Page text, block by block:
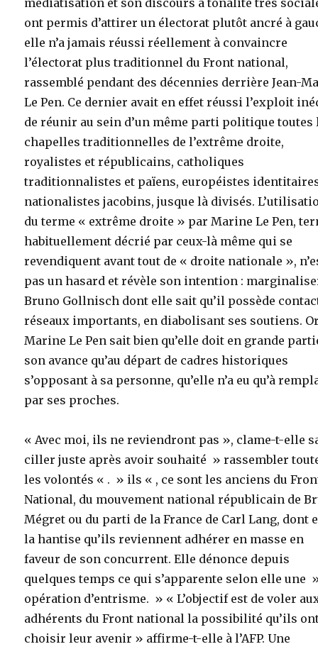
médiatisation et son discours à tonalité très
ont permis d’attirer un électorat plutôt ancré à
elle n’a jamais réussi réellement à convaincre
l’électorat plus traditionnel du Front national,
rassemblé pendant des décennies derrière Jean-
Le Pen. Ce dernier avait en effet réussi l’exploit
de réunir au sein d’un même parti politique toutes
chapelles traditionnelles de l’extrême droite,
royalistes et républicains, catholiques
traditionnalistes et païens, européistes
nationalistes jacobins, jusque là divisés.
du terme « extrême droite » par Marine Le Pen,
habituellement décrié par ceux-là même qui se
revendiquent avant tout de « droite nationale »,
pas un hasard et révèle son intention :
Bruno Gollnisch dont elle sait qu’il possède
réseaux importants, en diabolisant ses soutiens.
Marine Le Pen sait bien qu’elle doit en grande
son avance qu’au départ de cadres historiques
s’opposant à sa personne, qu’elle n’a eu qu’à
par ses proches.
« Avec moi, ils ne reviendront pas », clame-t-elle
ciller juste après avoir souhaité » rassembler
les volontés « . » ils « , ce sont les anciens du
National, du mouvement national républicain de
Mégret ou du parti de la France de Carl Lang, dont
la hantise qu’ils reviennent adhérer en masse en
faveur de son concurrent. Elle dénonce depuis
quelques temps ce qui s’apparente selon elle une
opération d’entrisme. » « L’objectif est de voler
adhérents du Front national la possibilité qu’ils
choisir leur avenir » affirme-t-elle à l’AFP. Une